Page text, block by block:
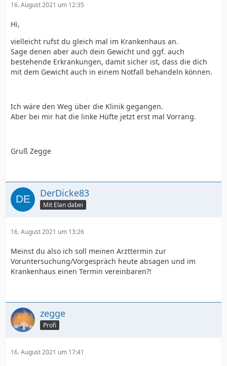
16. August 2021 um 12:35
Hi,
vielleicht rufst du gleich mal im Krankenhaus an.
Sage denen aber auch dein Gewicht und ggf. auch
bestehende Erkrankungen, damit sicher ist, dass die dich
mit dem Gewicht auch in einem Notfall behandeln können.
Ich wäre den Weg über die Klinik gegangen.
Aber bei mir hat die linke Hüfte jetzt erst mal Vorrang.
Gruß Zegge
DerDicke83
Mit Elan dabei
16. August 2021 um 13:26
Meinst du also ich soll meinen Arzttermin zur
Voruntersuchung/Vorgespräch heute absagen und im
Krankenhaus einen Termin vereinbaren?!
zegge
Profi
16. August 2021 um 17:41